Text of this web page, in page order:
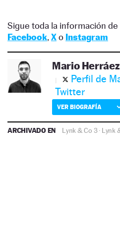
Sigue toda la información de
Facebook, Xo Instagram
Mario Herráez
Perfil de
Twitter
VER BIOGRAFÍA
ARCHIVADO EN Lynk & Co 3· Lynk